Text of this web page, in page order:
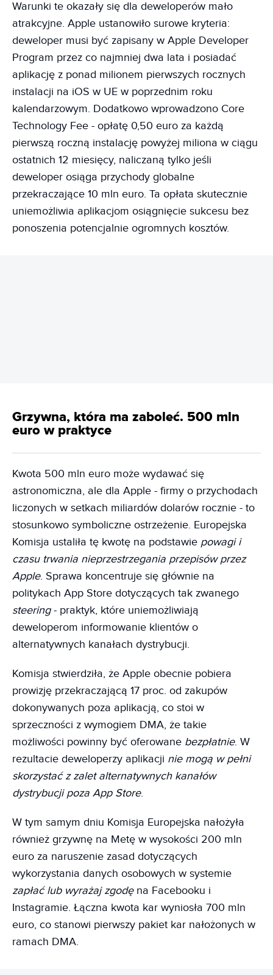
Warunki te okazały się dla deweloperów mało
atrakcyjne. Apple ustanowiło surowe kryteria:
deweloper musi być zapisany w Apple Developer
Program przez co najmniej dwa lata i posiadać
aplikację z ponad milionem pierwszych rocznych
instalacji na iOS w UE w poprzednim roku
kalendarzowym. Dodatkowo wprowadzono Core
Technology Fee - opłatę 0,50 euro za każdą
pierwszą roczną instalację powyżej miliona w ciągu
ostatnich 12 miesięcy, naliczaną tylko jeśli
deweloper osiąga przychody globalne
przekraczające 10 mln euro. Ta opłata skutecznie
uniemożliwia aplikacjom osiągnięcie sukcesu bez
ponoszenia potencjalnie ogromnych kosztów.
Grzywna, która ma zaboleć. 500 mln
euro w praktyce
Kwota 500 mln euro może wydawać się
astronomiczna, ale dla Apple - firmy o przychodach
liczonych w setkach miliardów dolarów rocznie - to
stosunkowo symboliczne ostrzeżenie. Europejska
Komisja ustaliła tę kwotę na podstawie powagi i
czasu trwania nieprzestrzegania przepisów przez
Apple. Sprawa koncentruje się głównie na
politykach App Store dotyczących tak zwanego
steering- praktyk, które uniemożliwiają
deweloperom informowanie klientów o
alternatywnych kanałach dystrybucji.
Komisja stwierdziła, że Apple obecnie pobiera
prowizję przekraczającą 17 proc. od zakupów
dokonywanych poza aplikacją, co stoi w
sprzeczności z wymogiem DMA, że takie
możliwości powinny być oferowane bezpłatnie. W
rezultacie deweloperzy aplikacji nie mogą w pełni
skorzystać z zalet alternatywnych kanałów
dystrybucji poza App Store.
W tym samym dniu Komisja Europejska nałożyła
również grzywnę na Metę w wysokości 200 mln
euro za naruszenie zasad dotyczących
wykorzystania danych osobowych w systemie
zapłać lub wyrażaj zgodęna Facebooku i
Instagramie. Łączna kwota kar wyniosła 700 mln
euro, co stanowi pierwszy pakiet kar nałożonych w
ramach DMA.